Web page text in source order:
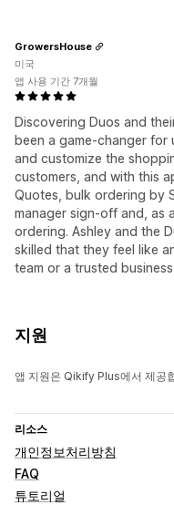
Discovering Duos and
been a game-changer for
and customize the
customers, and with this
Quotes, bulk ordering by
manager sign-off and, as
ordering. Ashley and the
skilled that they feel like
team or a trusted
GrowersHouse
미국
앱 사용 기간 7개월
지원
앱 지원은 Qikify Plus에서 제공
리소스
개인정보처리방침
FAQ
튜토리얼